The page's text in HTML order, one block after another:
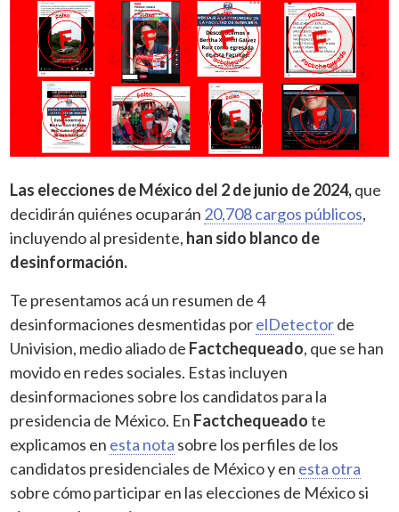
Las elecciones de México del 2 de junio de 2024,que
decidirán quiénes ocuparán 20,708 cargos públicos,
incluyendo al presidente, han sido blanco de
desinformación.
Te presentamos acá un resumen de 4
desinformaciones desmentidas porelDetectorde
Univision, medio aliado de Factchequeado, que se han
movido en redes sociales. Estas incluyen
desinformaciones sobre los candidatos para la
presidencia de México. En Factchequeadote
explicamos en esta nota sobre los perfiles de los
candidatos presidenciales de México y en esta otra
sobre cómo participar en las elecciones de México si